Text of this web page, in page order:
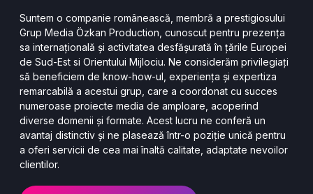
Suntem o companie românească, membră a prestigiosului
Grup Media Özkan Production, cunoscut pentru prezența
sa internațională și activitatea desfășurată în țările Europei
de Sud-Est si Orientului Mijlociu. Ne considerăm privilegiați
să beneficiem de know-how-ul, experiența și expertiza
remarcabilă a acestui grup, care a coordonat cu succes
numeroase proiecte media de amploare, acoperind
diverse domenii și formate. Acest lucru ne conferă un
avantaj distinctiv și ne plasează într-o poziție unică pentru
a oferi servicii de cea mai înaltă calitate, adaptate nevoilor
clientilor.